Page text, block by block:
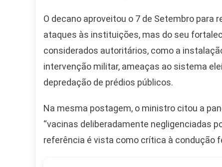
O decano aproveitou o 7 de Setembro para
ataques às instituições, mas do seu
considerados autoritários, como a
intervenção militar, ameaças ao sistema
depredação de prédios públicos.
Na mesma postagem, o ministro citou a
“vacinas deliberadamente negligenciadas
referência é vista como crítica à condução
Camiseta Camisa
2026 Pátria Brasil 6 X
10,00 S/JUROS
R$60,00R$99,00 -39%
LIVRE